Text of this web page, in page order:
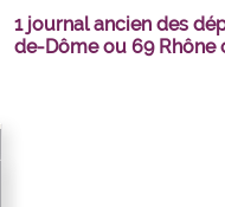
1 journal ancien des
de-Dôme ou 69 Rhône